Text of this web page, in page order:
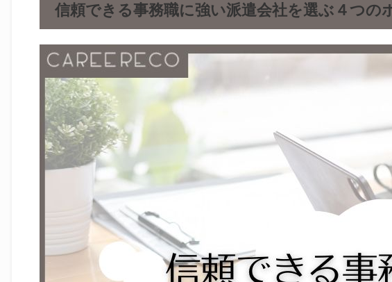
信頼できる事務職に強い派遣会社を選ぶ４つの